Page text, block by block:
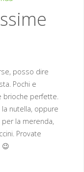
posso dire
Pochi e
brioche perfette.
nutella, oppure
la merenda,
Provate